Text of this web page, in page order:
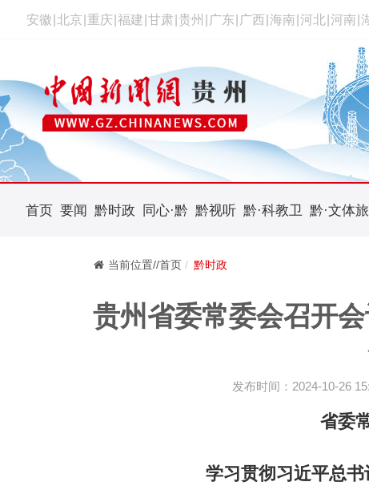
安徽 北京 重庆 福建 甘肃 贵州 广东 广西 海南 河北 河南
首页 要闻 黔时政 同心·黔 黔视听 黔·科教卫 黔·文体旅
当前位置//首页 黔时政
贵州省委常委会召开
发布时间：2024-10-26
省委常
学习贯彻习近平总书